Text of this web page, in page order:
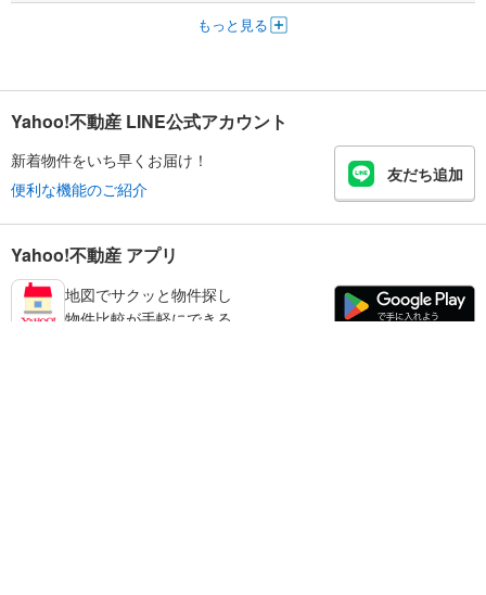
もっと見る
Yahoo!不動産 LINE公式アカウント
新着物件をいち早くお届け！
便利な機能のご紹介
友だち追加
Yahoo!不動産 アプリ
地図でサクッと物件探し
物件比較が手軽にできる